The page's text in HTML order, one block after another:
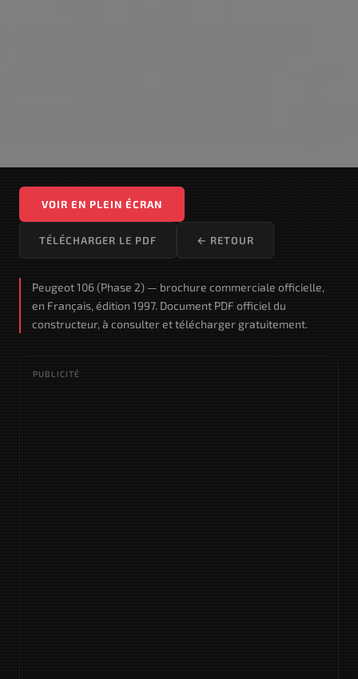
VOIR EN PLEIN ÉCRAN
TÉLÉCHARGER LE PDF ← RETOUR
Peugeot 106 (Phase 2) — brochure commerciale officielle,
en Français, édition 1997. Document PDF officiel du
constructeur, à consulter et télécharger gratuitement.
PUBLICITÉ